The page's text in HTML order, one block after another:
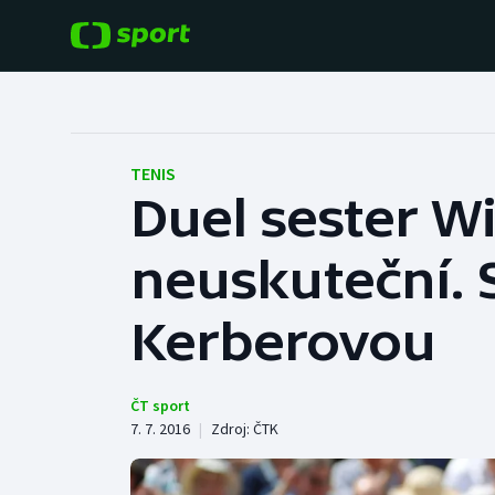
Hokej
Tenis
Atletika
Baseball a softbal
Basketbal
Biatlon
TENIS
Duel sester
neuskuteční.
Kerberovou
ČT sport
7. 7. 2016 | Zdroj: ČTK